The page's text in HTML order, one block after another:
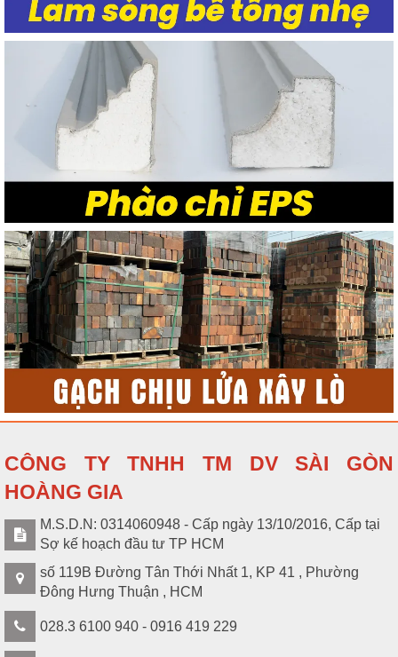
CÔNG TY TNHH TM DV SÀI GÒN
HOÀNG GIA
M.S.D.N: 0314060948 - Cấp ngày 13/10/2016, Cấp tại
Sợ kế hoạch đầu tư TP HCM
số 119B Đường Tân Thới Nhất 1, KP 41 , Phường
Đông Hưng Thuận , HCM
028.3 6100 940 - 0916 419 229